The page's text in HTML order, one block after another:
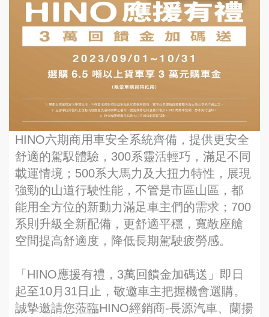
HINO六期商用車安全系統齊備，提供更安全
舒適的駕馭體驗，300系靈活輕巧，滿足不同
載運情境；500系大馬力及大扭力特性，展現
強勁的山道行駛性能，不管是市區山區，都
能用全方位的新動力滿足車主們的需求；700
系則升級全新配備，更舒適平穩，寬敞座艙
空間提高舒適度，降低長期駕駛疲勞感。
「HINO應援有禮，3萬回饋金加碼送」即日
起至10月31日止，敬邀車主把握機會選購。
誠摯邀請您蒞臨HINO經銷商-長源汽車、蘭揚